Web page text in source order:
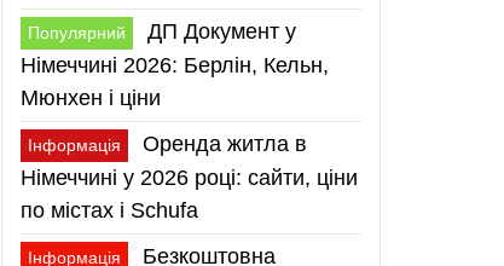
Популярний
ДП Документ у
Німеччині 2026: Берлін, Кельн,
Мюнхен і ціни
Інформація
Оренда житла в
Німеччині у 2026 році: сайти, ціни
по містах і Schufa
Інформація
Безкоштовна